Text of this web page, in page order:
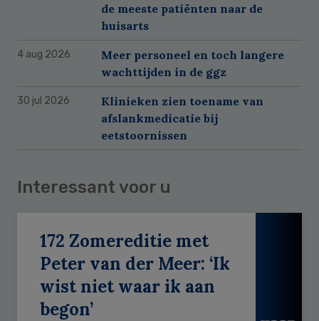
de meeste patiënten naar de
huisarts
4 aug 2026
Meer personeel en toch langere
wachttijden in de ggz
30 jul 2026
Klinieken zien toename van
afslankmedicatie bij
eetstoornissen
Interessant voor u
172 Zomereditie met
Peter van der Meer: ‘Ik
wist niet waar ik aan
begon’